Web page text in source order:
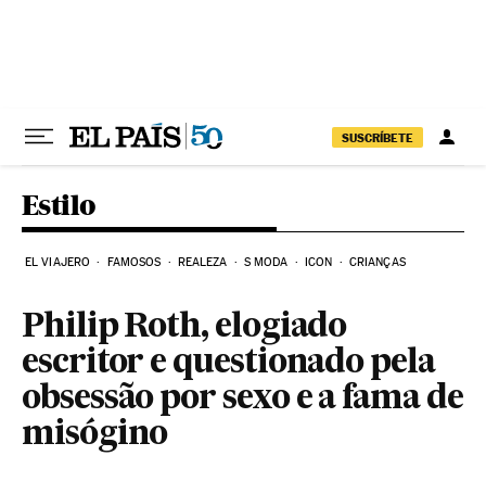
SUSCRÍBETE
Estilo
EL VIAJERO FAMOSOS REALEZA S MODA ICON CRIANÇAS
Philip Roth, elogiado
escritor e questionado pela
obsessão por sexo e a fama de
misógino